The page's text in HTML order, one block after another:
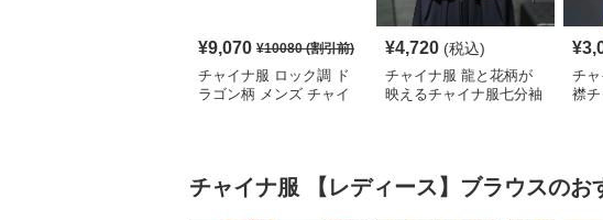
¥9,070 ¥10080(割引前)
チャイナ服 ロック調 ド
ラゴン柄 メンズ チャイ
¥4,720 (税込)
チャイナ服 龍と花柄が
映えるチャイナ服七分袖
¥
チ
襟
チャイナ服 【レディース】ブラウスのお